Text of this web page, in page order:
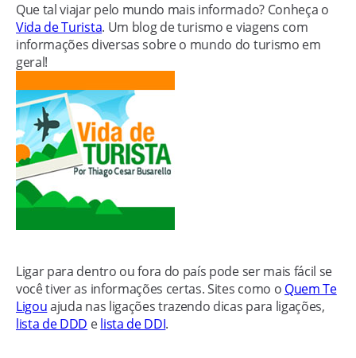
Que tal viajar pelo mundo mais informado? Conheça o
Vida de Turista. Um blog de turismo e viagens com
informações diversas sobre o mundo do turismo em
geral!
Ligar para dentro ou fora do país pode ser mais fácil se
você tiver as informações certas. Sites como o Quem Te
Ligouajuda nas ligações trazendo dicas para ligações,
lista de DDD elista de DDI.